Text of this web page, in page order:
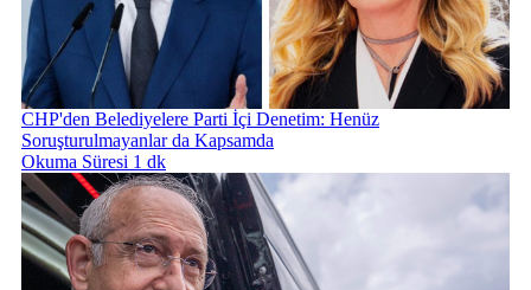
CHP'den Belediyelere Parti İçi Denetim: Henüz
Soruşturulmayanlar da Kapsamda
Okuma Süresi 1 dk